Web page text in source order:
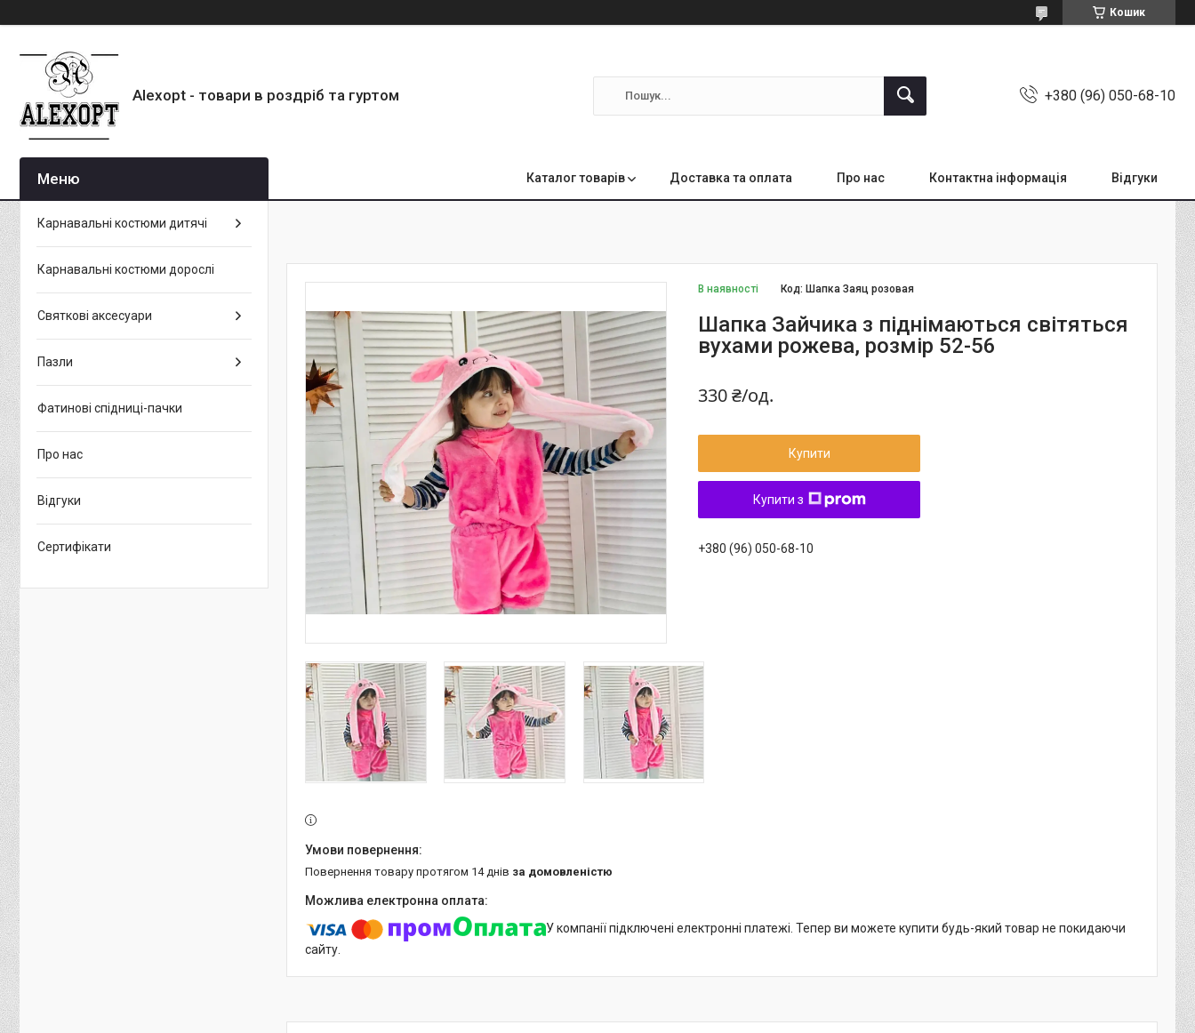
Кошик
Alexopt - товари в роздріб та гуртом +380 (96) 050-68-10
Каталог товарів Доставка та оплата Про нас Контактна інформація Відгуки
В наявності Код: Шапка Заяц розовая
Шапка Зайчика з піднімаються світяться
вухами рожева, розмір 52-56
330 ₴/од.
Купити
Купити з
+380 (96) 050-68-10
повернення товару протягом 14 днів за домовленістю
У компанії підключені електронні платежі. Тепер ви можете купити будь-який товар не покидаючи
сайту.
Карнавальні костюми дитячі
Карнавальні костюми дорослі
Святкові аксесуари
Пазли
Фатинові спідниці-пачки
Про нас
Відгуки
Сертифікати